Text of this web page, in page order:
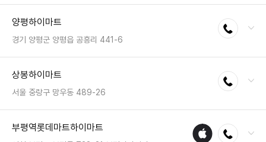
팩스 : 050-2222-1500
영업시간 : 금일 10:30~20:30
양평하이마트
경기 양평군 양평읍 공흥리 441-6
전화연결
팩스 : 050-2222-1153
영업시간 : 금일 10:30~20:30
상봉하이마트
서울 중랑구 망우동 489-26
전화연결
팩스 : 050-2222-0175
부평역롯데마트하이마트
애플
수리
전화연결